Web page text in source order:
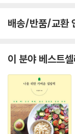
치즈 듬풍 토스트
이길 만두 하자냐
토달토달
다이김
7. Chef 이원일
낙지 호로록
지 조리했는지 등을
을 보는 재미까지 쏠쏠
배송/반품/교환
이 분야 베스트